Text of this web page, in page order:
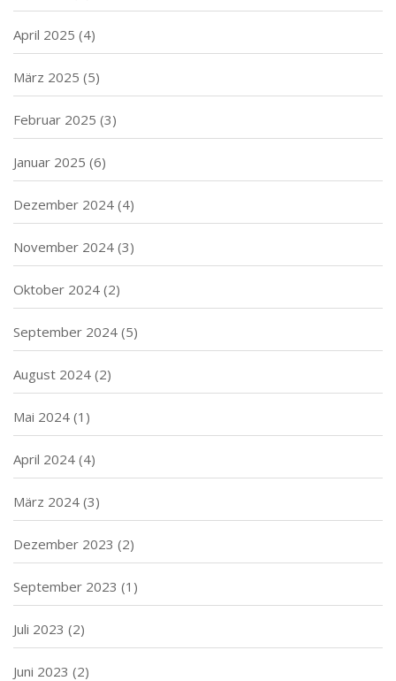
April 2025 (4)
März 2025 (5)
Februar 2025 (3)
Januar 2025 (6)
Dezember 2024 (4)
November 2024 (3)
Oktober 2024 (2)
September 2024 (5)
August 2024 (2)
Mai 2024 (1)
April 2024 (4)
März 2024 (3)
Dezember 2023 (2)
September 2023 (1)
Juli 2023 (2)
Juni 2023 (2)